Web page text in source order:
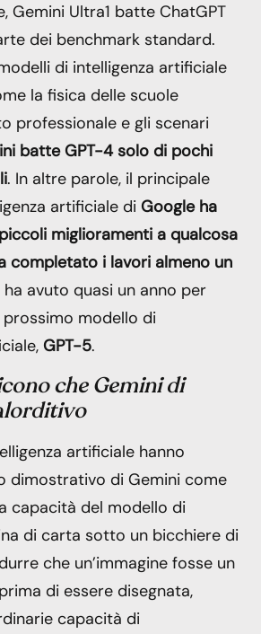
Gemini Ultra1 batte ChatGPT
dei benchmark standard.
di intelligenza artificiale
la fisica delle scuole
professionale e gli scenari
batte GPT-4 solo di pochi
. In altre parole, il principale
artificiale di Google ha
miglioramenti a qualcosa
completato i lavori almeno un
ha avuto quasi un anno per
modello di
GPT-5.
che Gemini di
artificiale hanno
dimostrativo di Gemini come
capacità del modello di
di carta sotto un bicchiere di
che un’immagine fosse un
di essere disegnata,
capacità di